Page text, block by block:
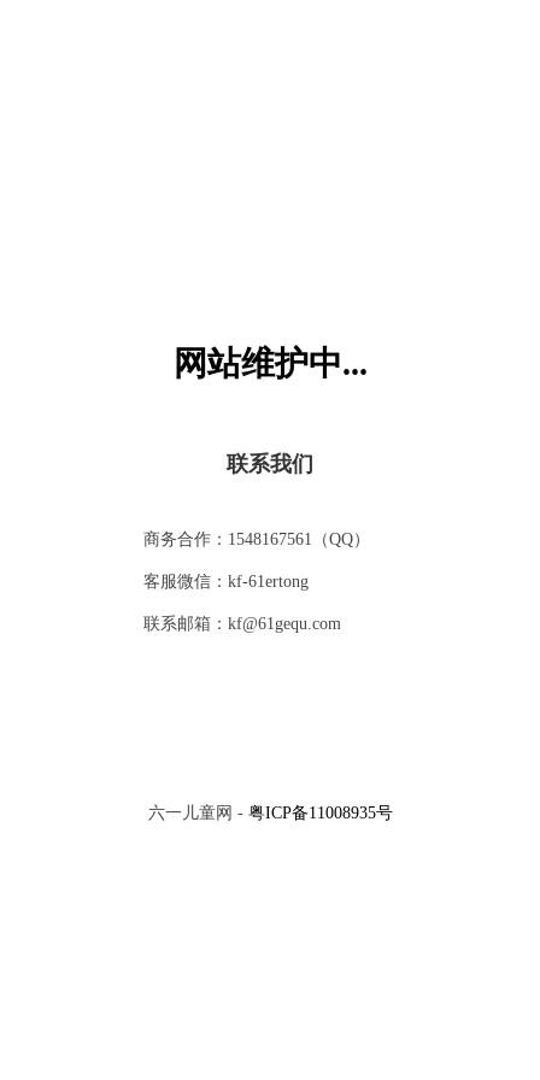
网站维护中...
联系我们
商务合作：1548167561（QQ）
客服微信：kf-61ertong
联系邮箱：kf@61gequ.com
六一儿童网 - 粤ICP备11008935号